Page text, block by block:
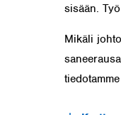
sisään.
Mikäli